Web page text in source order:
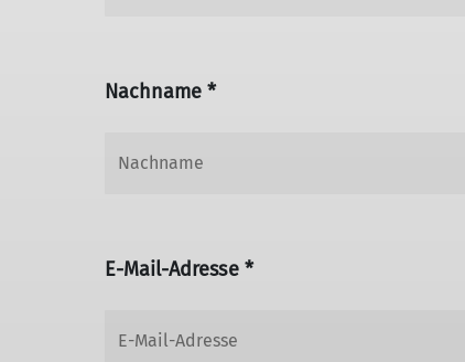
Nachname *
E-Mail-Adresse *